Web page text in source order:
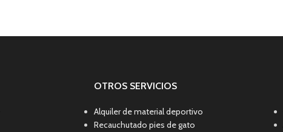
OTROS SERVICIOS
Alquiler de material deportivo
Recauchutado pies de gato